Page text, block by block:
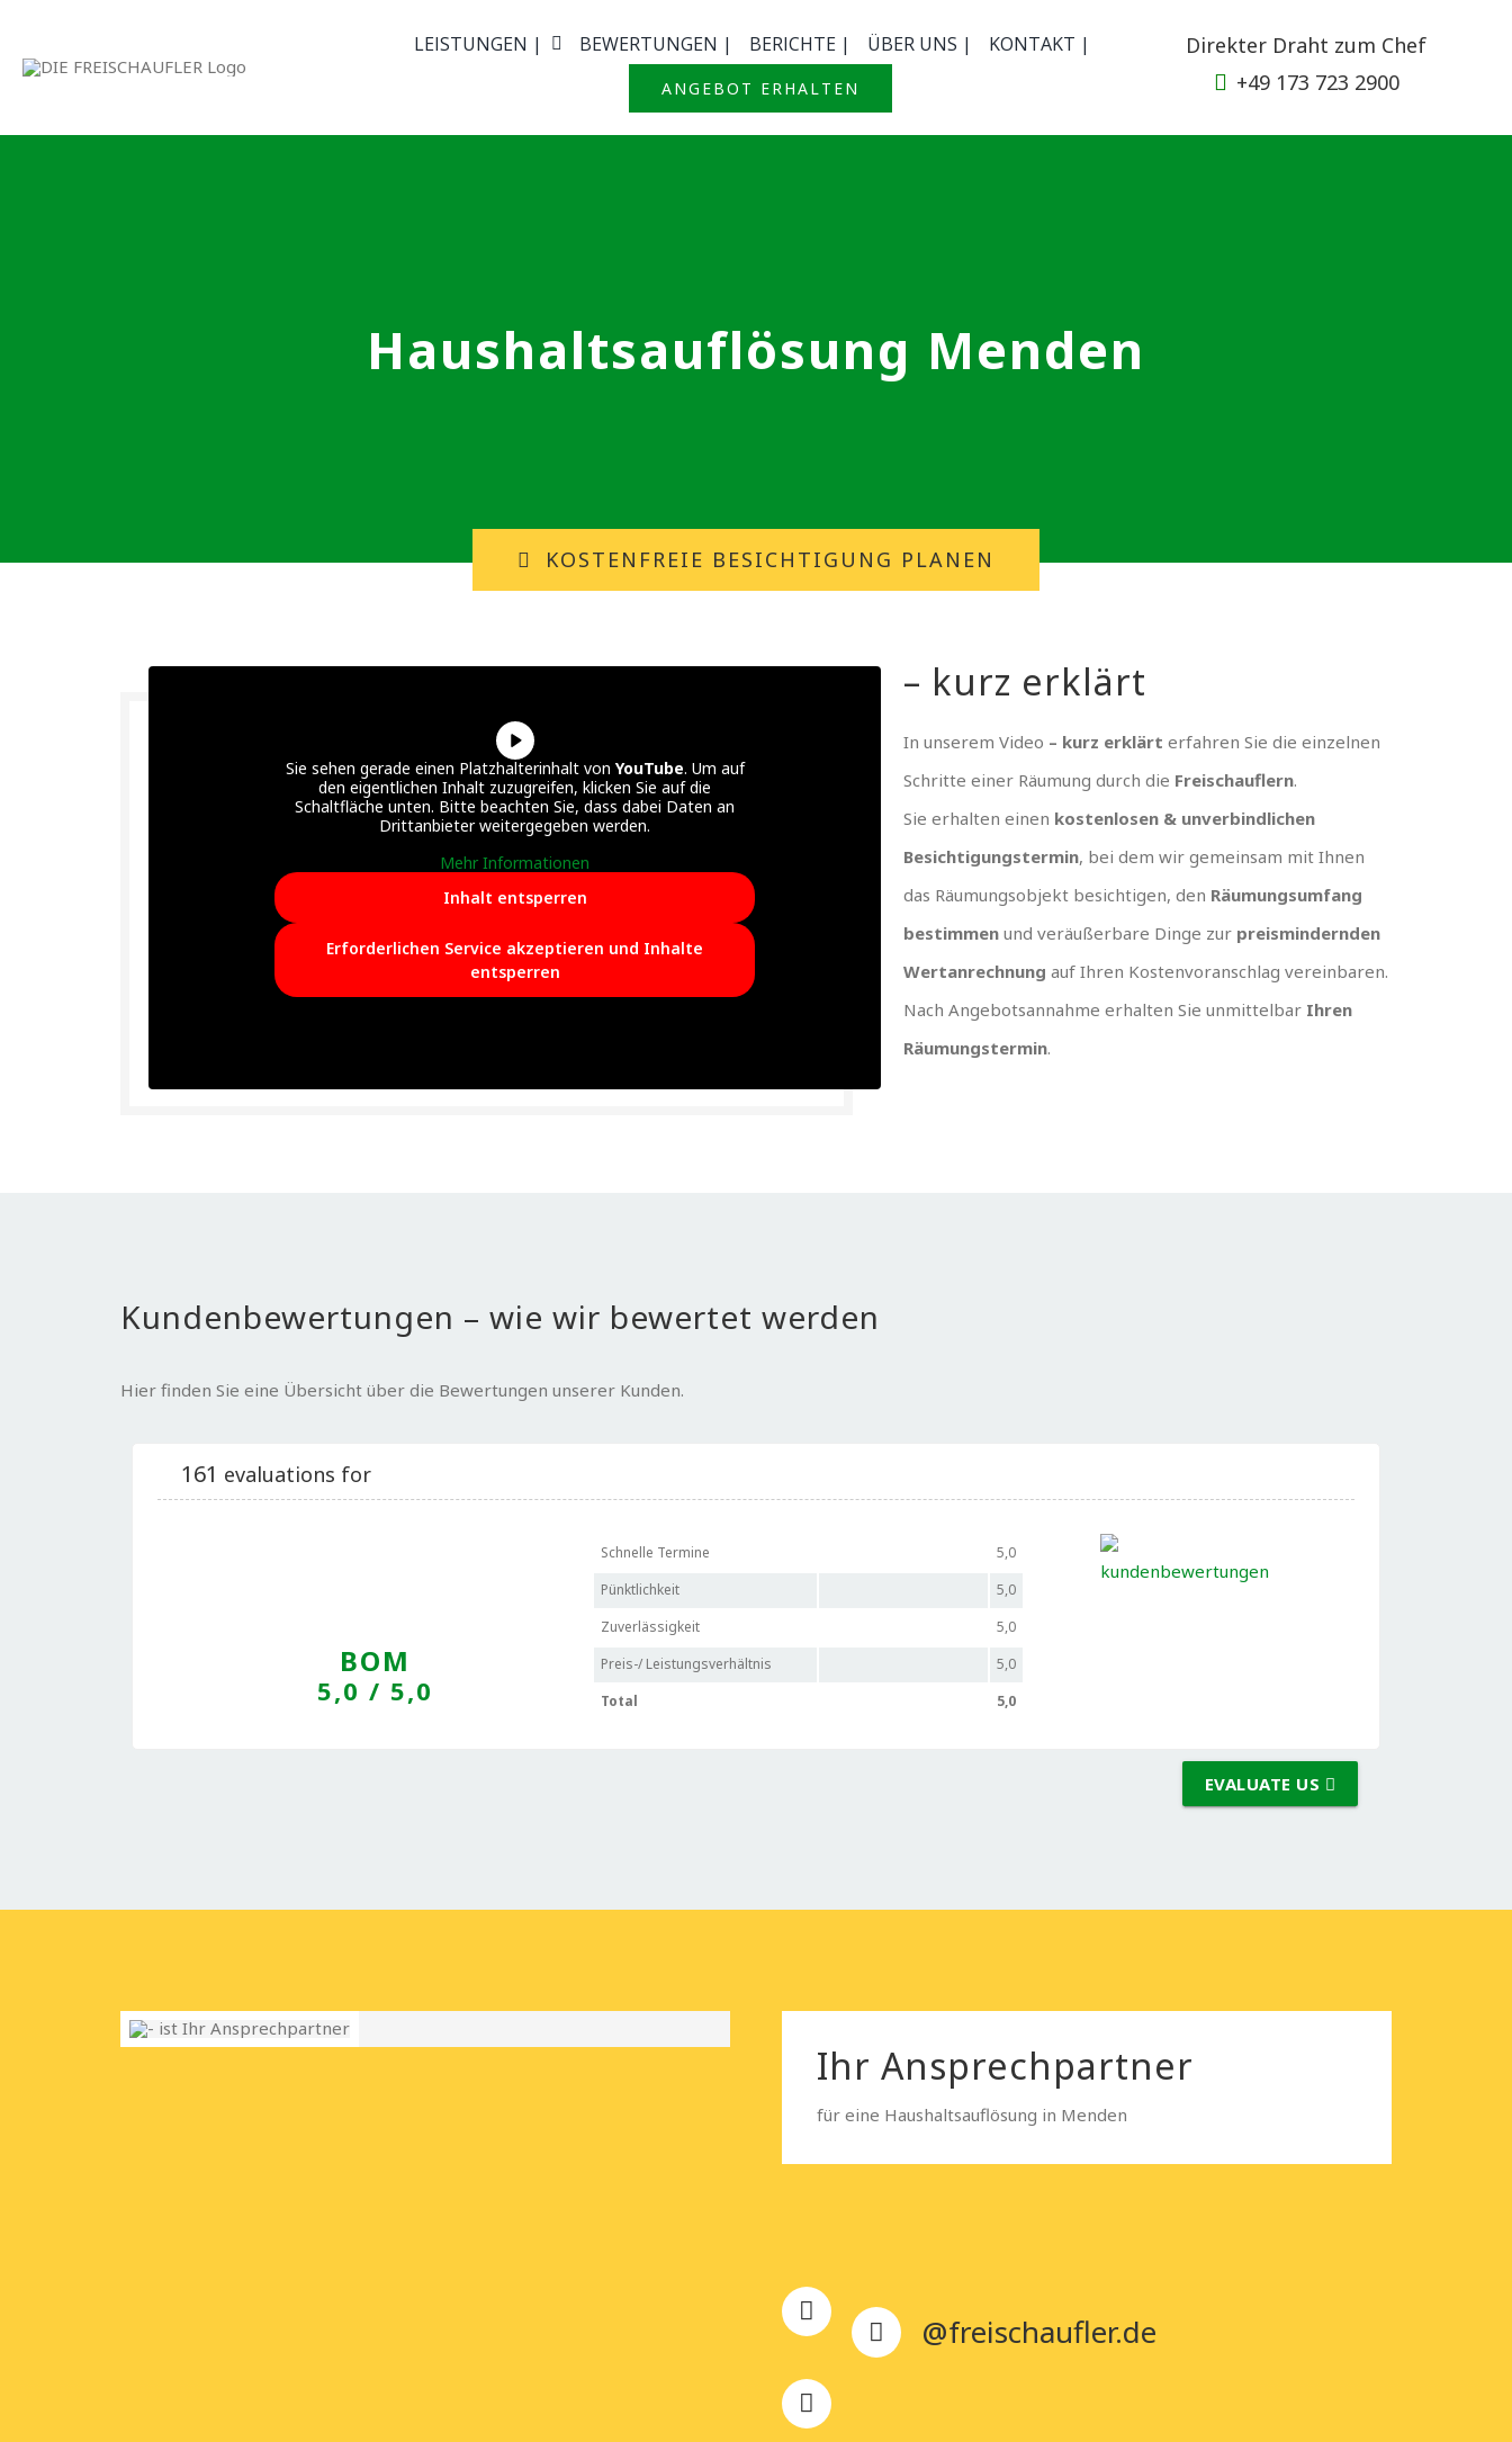
LEISTUNGEN | BEWERTUNGEN | BERICHTE | ÜBER UNS | KONTAKT |
ANGEBOT ERHALTEN
Direkter Draht zum Chef
+49 173 723 2900
Haushaltsauflösung Menden
KOSTENFREIE BESICHTIGUNG PLANEN
Sie sehen gerade einen Platzhalterinhalt von YouTube. Um auf
den eigentlichen Inhalt zuzugreifen, klicken Sie auf die
Schaltfläche unten. Bitte beachten Sie, dass dabei Daten an
Drittanbieter weitergegeben werden.
Mehr Informationen
Inhalt entsperren
Erforderlichen Service akzeptieren und Inhalte
entsperren
– kurz erklärt
In unserem Video – kurz erklärt erfahren Sie die einzelnen
Schritte einer Räumung durch die Freischauflern.
Sie erhalten einen kostenlosen & unverbindlichen
Besichtigungstermin, bei dem wir gemeinsam mit Ihnen
das Räumungsobjekt besichtigen, den Räumungsumfang
bestimmen und veräußerbare Dinge zur preismindernden
Wertanrechnung auf Ihren Kostenvoranschlag vereinbaren.
Nach Angebotsannahme erhalten Sie unmittelbar Ihren
Räumungstermin.
Kundenbewertungen – wie wir bewertet werden
Hier finden Sie eine Übersicht über die Bewertungen unserer Kunden.
161 evaluations for
BOM
5,0 / 5,0
Schnelle Termine
5,0
Pünktlichkeit
5,0
Zuverlässigkeit
5,0
Preis-/ Leistungsverhältnis
5,0
Total
5,0
EVALUATE US
Ihr Ansprechpartner
für eine Haushaltsauflösung in Menden
@freischaufler.de